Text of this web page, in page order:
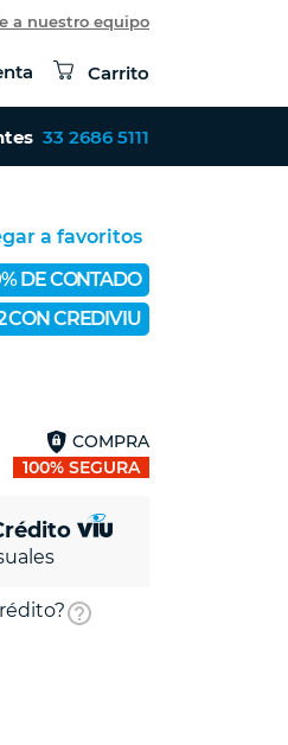
a nuestro equipo
Carrito
33 2686 5111
a favoritos
DE CONTADO
CON CREDIVIU
COMPRA
100% SEGURA